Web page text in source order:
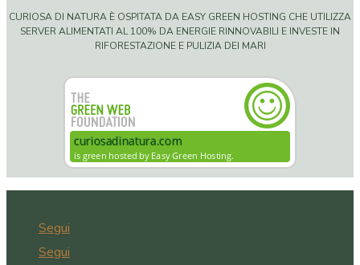
CURIOSA DI NATURA È OSPITATA DA EASY GREEN HOSTING CHE UTILIZZA
SERVER ALIMENTATI AL 100% DA ENERGIE RINNOVABILI E INVESTE IN
RIFORESTAZIONE E PULIZIA DEI MARI
Segui
Segui